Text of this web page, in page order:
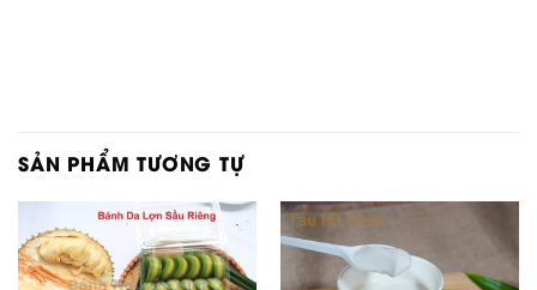
SẢN PHẨM TƯƠNG TỰ